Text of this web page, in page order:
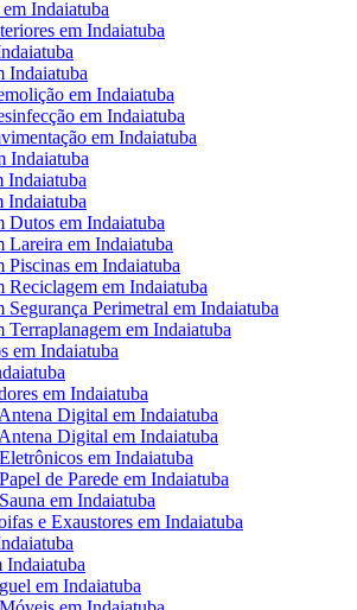
Indaiatuba
em Indaiatuba
Indaiatuba
em Indaiatuba
em Indaiatuba
em Indaiatuba
Indaiatuba
Indaiatuba
Indaiatuba
Dutos em Indaiatuba
Lareira em Indaiatuba
Piscinas em Indaiatuba
Reciclagem em Indaiatuba
Segurança Perimetral em Indaiatuba
Terraplanagem em Indaiatuba
em Indaiatuba
em Indaiatuba
Digital em Indaiatuba
Digital em Indaiatuba
em Indaiatuba
de Parede em Indaiatuba
em Indaiatuba
e Exaustores em Indaiatuba
Indaiatuba
em Indaiatuba